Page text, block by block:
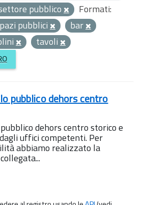
pubblico
Formati:
pubblici
bar
tavoli
pubblico dehors centro
dehors centro storico e
uffici competenti. Per
abbiamo realizzato la